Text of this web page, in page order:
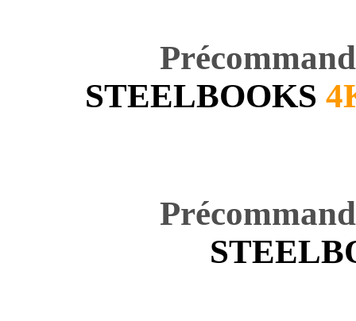
STEELBOOKS